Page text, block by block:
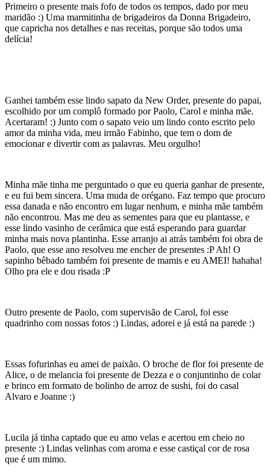
Primeiro o presente mais fofo de todos os tempos, dado por meu
maridão :) Uma marmitinha de brigadeiros da Donna Brigadeiro,
que capricha nos detalhes e nas receitas, porque são todos uma
delícia!
Ganhei também esse lindo sapato da New Order, presente do papai,
escolhido por um complô formado por Paolo, Carol e minha mãe.
Acertaram! :) Junto com o sapato veio um lindo conto escrito pelo
amor da minha vida, meu irmão Fabinho, que tem o dom de
emocionar e divertir com as palavras. Meu orgulho!
Minha mãe tinha me perguntado o que eu queria ganhar de presente,
e eu fui bem sincera. Uma muda de orégano. Faz tempo que procuro
essa danada e não encontro em lugar nenhum, e minha mãe também
não encontrou. Mas me deu as sementes para que eu plantasse, e
esse lindo vasinho de cerâmica que está esperando para guardar
minha mais nova plantinha. Esse arranjo ai atrás também foi obra de
Paolo, que esse ano resolveu me encher de presentes :P Ah! O
sapinho bêbado também foi presente de mamis e eu AMEI! hahaha!
Olho pra ele e dou risada :P
Outro presente de Paolo, com supervisão de Carol, foi esse
quadrinho com nossas fotos :) Lindas, adorei e já está na parede :)
Essas fofurinhas eu amei de paixão. O broche de flor foi presente de
Alice, o de melancia foi presente de Dezza e o conjuntinho de colar
e brinco em formato de bolinho de arroz de sushi, foi do casal
Alvaro e Joanne :)
Lucila já tinha captado que eu amo velas e acertou em cheio no
presente :) Lindas velinhas com aroma e esse castiçal cor de rosa
que é um mimo.